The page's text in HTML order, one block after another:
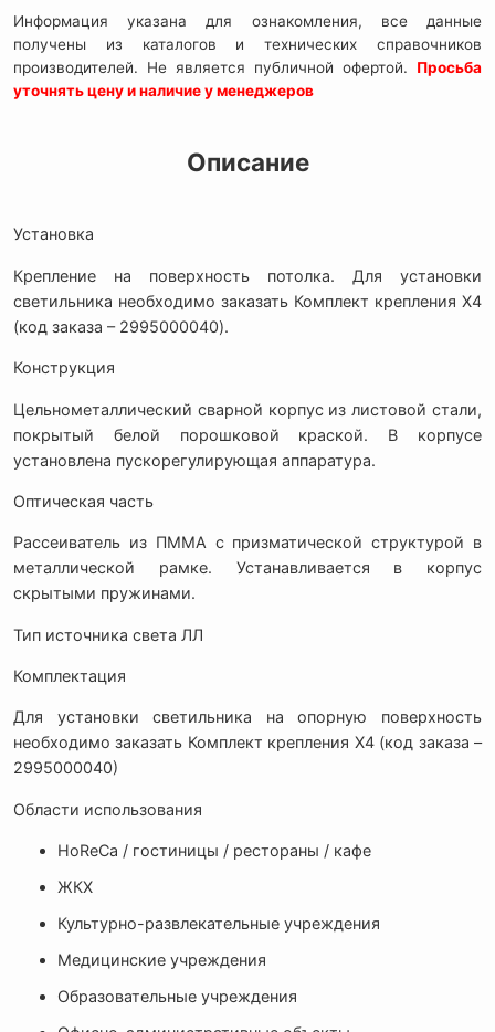
Информация указана для ознакомления, все данные
получены из каталогов и технических справочников
производителей. Не является публичной офертой. Просьба
уточнять цену и наличие у менеджеров
Описание
Установка
Крепление на поверхность потолка. Для установки
светильника необходимо заказать Комплект крепления X4
(код заказа – 2995000040).
Конструкция
Цельнометаллический сварной корпус из листовой стали,
покрытый белой порошковой краской. В корпусе
установлена пускорегулирующая аппаратура.
Оптическая часть
Рассеиватель из ПММА с призматической структурой в
металлической рамке. Устанавливается в корпус
скрытыми пружинами.
Тип источника света ЛЛ
Комплектация
Для установки светильника на опорную поверхность
необходимо заказать Комплект крепления Х4 (код заказа –
2995000040)
Области использования
HoReCa / гостиницы / рестораны / кафе
ЖКХ
Культурно-развлекательные учреждения
Медицинские учреждения
Образовательные учреждения